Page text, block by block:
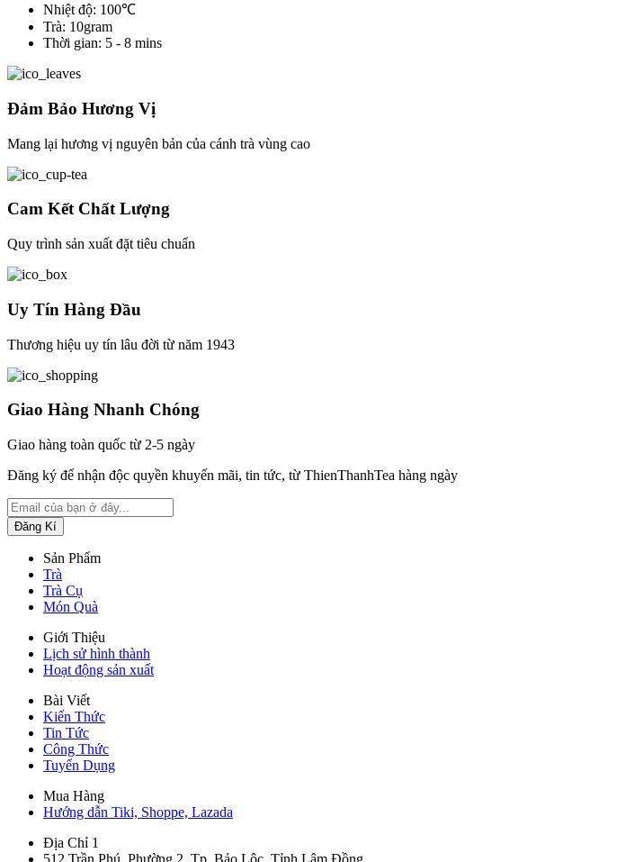
Nhiệt độ: 100℃
Trà: 10gram
Thời gian: 5 - 8 mins
Đảm Bảo Hương Vị
Mang lại hương vị nguyên bản của cánh trà vùng cao
Cam Kết Chất Lượng
Quy trình sản xuất đặt tiêu chuẩn
Uy Tín Hàng Đầu
Thương hiệu uy tín lâu đời từ năm 1943
Giao Hàng Nhanh Chóng
Giao hàng toàn quốc từ 2-5 ngày
Đăng ký để nhận độc quyền khuyến mãi, tin tức, từ ThienThanhTea hàng ngày
Sản Phẩm
Trà
Trà Cụ
Món Quà
Giới Thiệu
Lịch sử hình thành
Hoạt động sản xuất
Bài Viết
Kiến Thức
Tin Tức
Công Thức
Tuyển Dụng
Mua Hàng
Hướng dẫn Tiki, Shoppe, Lazada
Địa Chỉ 1
512 Trần Phú, Phường 2, Tp. Bảo Lộc, Tỉnh Lâm Đồng